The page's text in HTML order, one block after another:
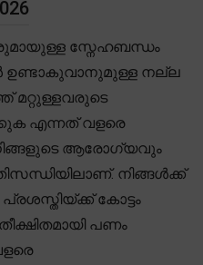
സ്നേഹബന്ധം
ഉണ്ടാകുവാനുമുള്ള നല്ല
എന്നത് വളരെ
നിങ്ങളുടെ ആരോഗ്യവും
നിങ്ങൾക്ക്
കോട്ടം
പണം